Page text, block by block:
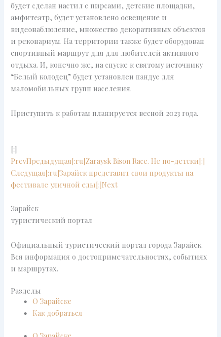
будет сделан настил с пирсами, детские площадки,
амфитеатр, будет установлено освещение и
видеонаблюдение, множество декоративных объектов
и реконариум. На территории также будет оборудован
спортивный маршрут для для любителей активного
отдыха. И, конечно же, на спуске к святому источнику
“Белый колодец” будет установлен пандус для
маломобильных групп населения.
Приступить к работам планируется весной 2023 года.
[:]
PrevПредыдущая[:ru]Zaraysk Bison Race. Не по-детски[:]
Следущая[:ru]Зарайск представит свои продукты на
фестивале уличной еды[:]Next
Зарайск
туристический портал
Официальный туристический портал города Зарайск.
Вся информация о достопримечательностях, событиях
и маршрутах.
Разделы
О Зарайске
Как добраться